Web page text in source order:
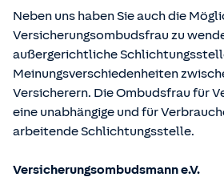
Neben uns haben Sie auch die
Versicherungsombudsfrau zu
außergerichtliche
Meinungsverschiedenheiten
Versicherern. Die Ombudsfrau für
eine unabhängige und für
arbeitende Schlichtungsstelle.
Versicherungsombudsmann e.V.